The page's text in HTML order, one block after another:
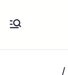
وبنشر تبديل
/